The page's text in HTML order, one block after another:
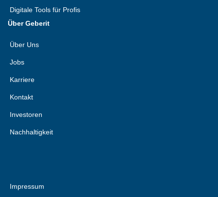
Digitale Tools für Profis
Über Geberit
Über Uns
Jobs
Karriere
Kontakt
Investoren
Nachhaltigkeit
Impressum